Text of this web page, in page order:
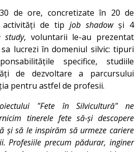
de ore, concretizate în 20 de
de tip job shadowși 4
study, voluntarii le-au prezentat
lucrezi în domeniul silvic: tipuri
specifice, studiile
de dezvoltare a parcursului
pentru astfel de profesii.
"Fete în Silvicultură" ne
tinerele fete să-și descopere
și să le inspirăm să urmeze cariere
Profesiile precum pădurar, inginer